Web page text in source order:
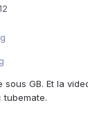
GB. Et la
tubemate.